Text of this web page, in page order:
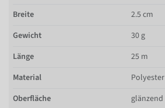
Breite
2.5 cm
Gewicht
30 g
Länge
25 m
Material
Polyester
Oberfläche
glänzend